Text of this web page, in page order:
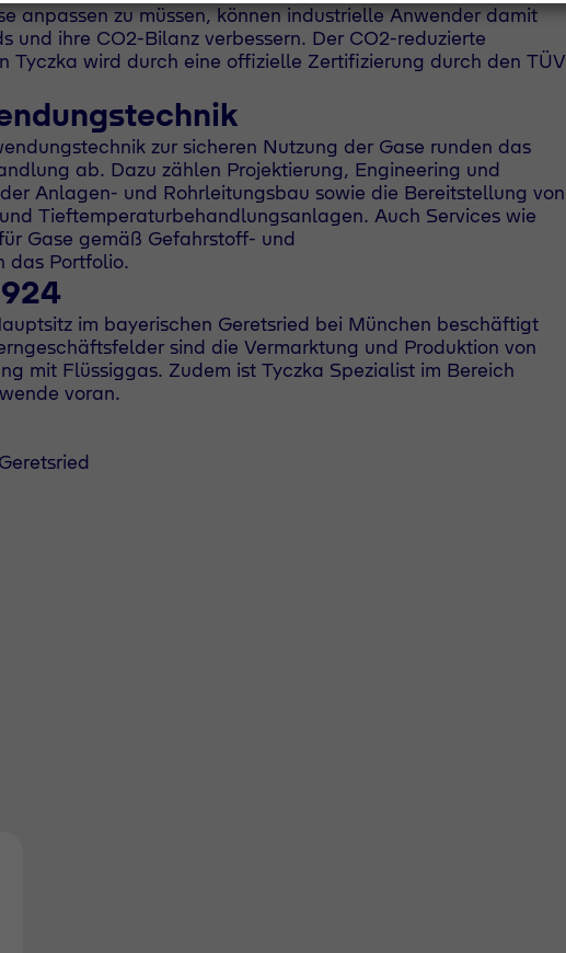
anpassen zu müssen, können industrielle Anwender damit
und ihre CO2-Bilanz verbessern. Der CO2-reduzierte
Tyczka wird durch eine offizielle Zertifizierung durch den TÜV
zur sicheren Nutzung der Gase runden das
ab. Dazu zählen Projektierung, Engineering und
Anlagen- und Rohrleitungsbau sowie die Bereitstellung von
Tieftemperaturbehandlungsanlagen. Auch Services wie
Gase gemäß Gefahrstoff- und
das Portfolio.
im bayerischen Geretsried bei München beschäftigt
sind die Vermarktung und Produktion von
mit Flüssiggas. Zudem ist Tyczka Spezialist im Bereich
voran.